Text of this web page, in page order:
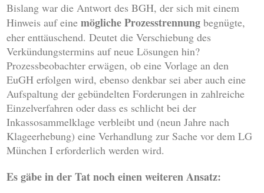
Bislang war die Antwort des BGH, der sich mit einem
Hinweis auf einemögliche Prozesstrennung begnügte,
eher enttäuschend. Deutet die Verschiebung des
Verkündungstermins auf neue Lösungen hin?
Prozessbeobachter erwägen, ob eine Vorlage an den
EuGH erfolgen wird, ebenso denkbar sei aber auch eine
Aufspaltung der gebündelten Forderungen in zahlreiche
Einzelverfahren oder dass es schlicht bei der
Inkassosammelklage verbleibt und (neun Jahre nach
Klageerhebung) eine Verhandlung zur Sache vor dem LG
München I erforderlich werden wird.
Es gäbe in der Tat noch einen weiteren Ansatz: